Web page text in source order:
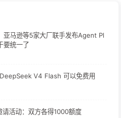
亚马逊等5家大厂联手发布Agent Pl
要统一了
V4 Flash 可以免费用
活动：双方各得1000额度